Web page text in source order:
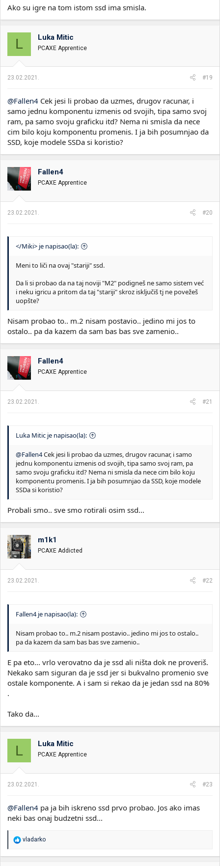
Ako su igre na tom istom ssd ima smisla.
L Luka Mitic
PCAXE Apprentice
23.02.2021. #19
@Fallen4 Cek jesi li probao da uzmes, drugov racunar, i
samo jednu komponentu izmenis od svojih, tipa samo svoj
ram, pa samo svoju graficku itd? Nema ni smisla da nece
cim bilo koju komponentu promenis. I ja bih posumnjao da
SSD, koje modele SSDa si koristio?
Fallen4
PCAXE Apprentice
23.02.2021. #20
</Miki> je napisao(la):
Meni to liči na ovaj "stariji" ssd.
Da li si probao da na taj noviji "M2" podigneš ne samo sistem već
i neku igricu a pritom da taj "stariji" skroz isključiš tj ne povežeš
uopšte?
Nisam probao to.. m.2 nisam postavio.. jedino mi jos to
ostalo.. pa da kazem da sam bas bas sve zamenio..
Fallen4
PCAXE Apprentice
23.02.2021. #21
Luka Mitic je napisao(la):
@Fallen4Cek jesi li probao da uzmes, drugov racunar, i samo
jednu komponentu izmenis od svojih, tipa samo svoj ram, pa
samo svoju graficku itd? Nema ni smisla da nece cim bilo koju
komponentu promenis. I ja bih posumnjao da SSD, koje modele
SSDa si koristio?
Probali smo.. sve smo rotirali osim ssd...
m1k1
PCAXE Addicted
23.02.2021. #22
Fallen4 je napisao(la):
Nisam probao to.. m.2 nisam postavio.. jedino mi jos to ostalo..
pa da kazem da sam bas bas sve zamenio..
E pa eto... vrlo verovatno da je ssd ali ništa dok ne proveriš.
Nekako sam siguran da je ssd jer si bukvalno promenio sve
ostale komponente. A i sam si rekao da je jedan ssd na 80%
.
Tako da...
L Luka Mitic
PCAXE Apprentice
23.02.2021. #23
@Fallen4 pa ja bih iskreno ssd prvo probao. Jos ako imas
neki bas onaj budzetni ssd...
R
vladarko